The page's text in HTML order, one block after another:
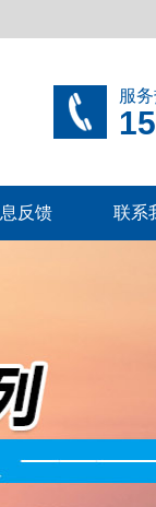
服务
反馈 联系